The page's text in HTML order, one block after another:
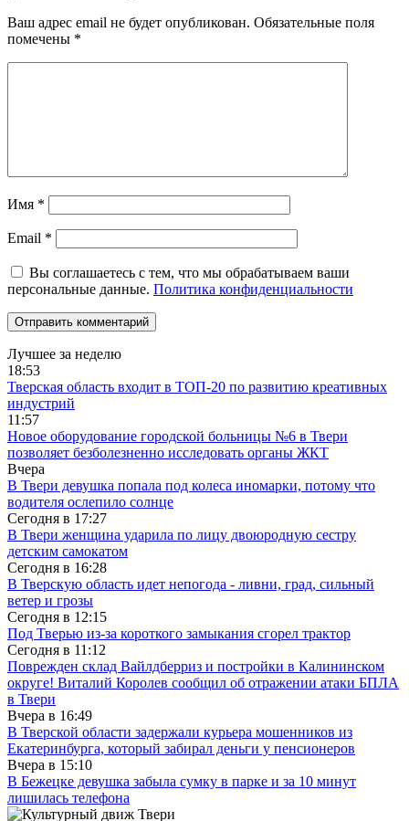
Ваш адрес email не будет опубликован. Обязательные поля
помечены *
Имя *
Email *
Вы соглашаетесь с тем, что мы обрабатываем ваши
персональные данные. Политика конфиденциальности
Лучшее за неделю
18:53
Тверская область входит в ТОП-20 по развитию креативных
индустрий
11:57
Новое оборудование городской больницы №6 в Твери
позволяет безболезненно исследовать органы ЖКТ
Вчера
В Твери девушка попала под колеса иномарки, потому что
водителя ослепило солнце
Сегодня в 17:27
В Твери женщина ударила по лицу двоюродную сестру
детским самокатом
Сегодня в 16:28
В Тверскую область идет непогода - ливни, град, сильный
ветер и грозы
Сегодня в 12:15
Под Тверью из-за короткого замыкания сгорел трактор
Сегодня в 11:12
Поврежден склад Вайлдберриз и постройки в Калининском
округе! Виталий Королев сообщил об отражении атаки БПЛА
в Твери
Вчера в 16:49
В Тверской области задержали курьера мошенников из
Екатеринбурга, который забирал деньги у пенсионеров
Вчера в 15:10
В Бежецке девушка забыла сумку в парке и за 10 минут
лишилась телефона